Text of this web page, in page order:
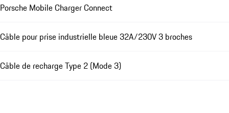
Porsche Mobile Charger Connect
Câble pour prise industrielle bleue 32A/230V 3 broches
Câble de recharge Type 2 (Mode 3)